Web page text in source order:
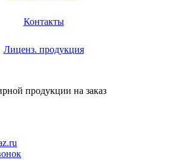
Контакты
Лиценз. продукция
продукции на заказ